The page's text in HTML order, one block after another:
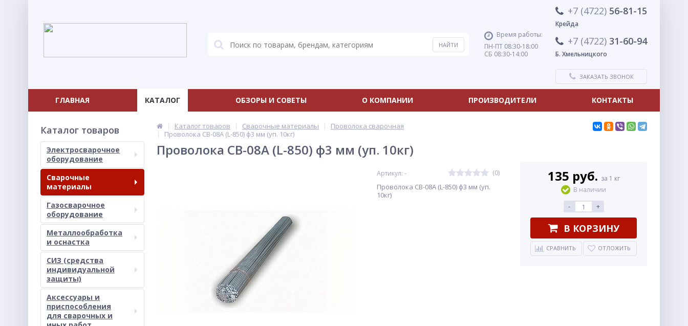
Время работы:
ПН-ПТ 08:30-18:00
СБ 08:30-14:00
+7 (4722) 56-81-15
Крейда
+7 (4722) 31-60-94
Б. Хмельницкого
ЗАКАЗАТЬ ЗВОНОК
ГЛАВНАЯ КАТАЛОГ ОБЗОРЫ И СОВЕТЫ О КОМПАНИИ ПРОИЗВОДИТЕЛИ КОНТАКТЫ
Каталог товаров
Электросварочное
оборудование
Сварочные
материалы
Газосварочное
оборудование
Металлообработка
и оснастка
СИЗ (средства
индивидуальной
защиты)
Аксессуары и
приспособления
для сварочных и
Каталог товаров Сварочные материалы
Проволока сварочная
Проволока СВ-08А (L-850) ф3 мм (уп. 10кг)
Проволока СВ-08А (L-850) ф3 мм (уп. 10кг)
Артикул: - (0)
Проволока СВ-08А (L-850) ф3 мм (уп.
10кг)
135 руб. за 1 кг
В наличии
- +
В КОРЗИНУ
СРАВНИТЬ ОТЛОЖИТЬ